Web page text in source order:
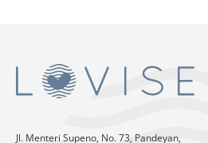
Jl. Menteri Supeno, No. 73, Pandeyan,